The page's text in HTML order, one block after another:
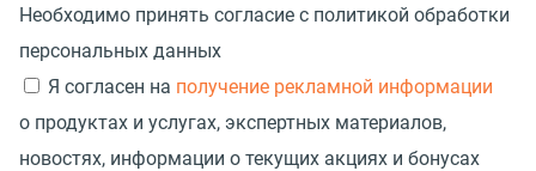
Необходимо принять согласие с политикой обработки
персональных данных
Я согласен на получение рекламной информации
о продуктах и услугах, экспертных материалов,
новостях, информации о текущих акциях и бонусах